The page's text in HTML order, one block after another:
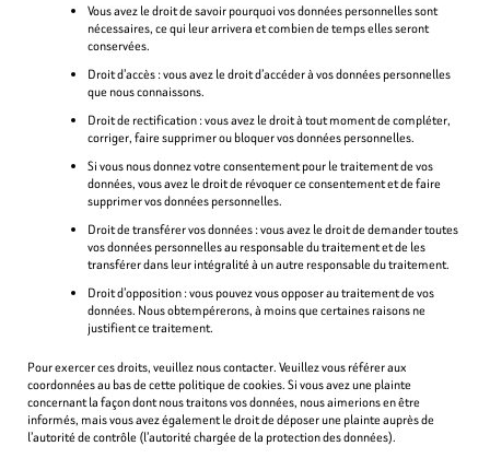
Vous avez le droit de savoir pourquoi vos données personnelles sont
nécessaires, ce qui leur arrivera et combien de temps elles seront
conservées.
Droit d’accès : vous avez le droit d’accéder à vos données personnelles
que nous connaissons.
Droit de rectification : vous avez le droit à tout moment de compléter,
corriger, faire supprimer ou bloquer vos données personnelles.
Si vous nous donnez votre consentement pour le traitement de vos
données, vous avez le droit de révoquer ce consentement et de faire
supprimer vos données personnelles.
Droit de transférer vos données : vous avez le droit de demander toutes
vos données personnelles au responsable du traitement et de les
transférer dans leur intégralité à un autre responsable du traitement.
Droit d’opposition : vous pouvez vous opposer au traitement de vos
données. Nous obtempérerons, à moins que certaines raisons ne
justifient ce traitement.
Pour exercer ces droits, veuillez nous contacter. Veuillez vous référer aux
coordonnées au bas de cette politique de cookies. Si vous avez une plainte
concernant la façon dont nous traitons vos données, nous aimerions en être
informés, mais vous avez également le droit de déposer une plainte auprès de
l’autorité de contrôle (l’autorité chargée de la protection des données).